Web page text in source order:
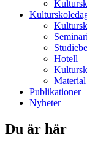
Hotell
Publikationer
Nyheter
Du är här